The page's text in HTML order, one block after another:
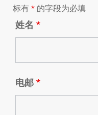
标有 * 的字段为必填
姓名 *
电邮 *